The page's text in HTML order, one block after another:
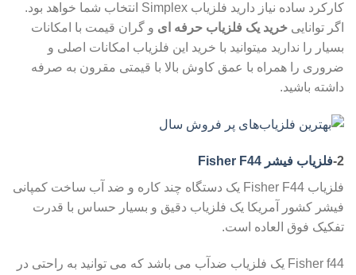
کارکرد ساده نیاز دارید فلزیاب Simplex انتخاب شما خواهد بود.
اگر توانایی خرید یک فلزیاب حرفه ای و گران قیمت با امکانات
بسیار را ندارید میتوانید با خرید این فلزیاب امکانات اصلی و
ضروری را همراه با عمق کاوش بالا با قیمتی مقرون به صرفه
داشته باشید.
2- فلزیاب فیشر Fisher F44
فلزیاب Fisher F44 یک دستگاه چند کاره و ضد آب ساخت کمپانی
فیشر کشور آمریکا یک فلزیاب دقیق و بسیار حساس با قدرت
تفکیک فوق العاده است.
Fisher f44 یک فلزیاب ضدآب می باشد که می توانید به راحتی در